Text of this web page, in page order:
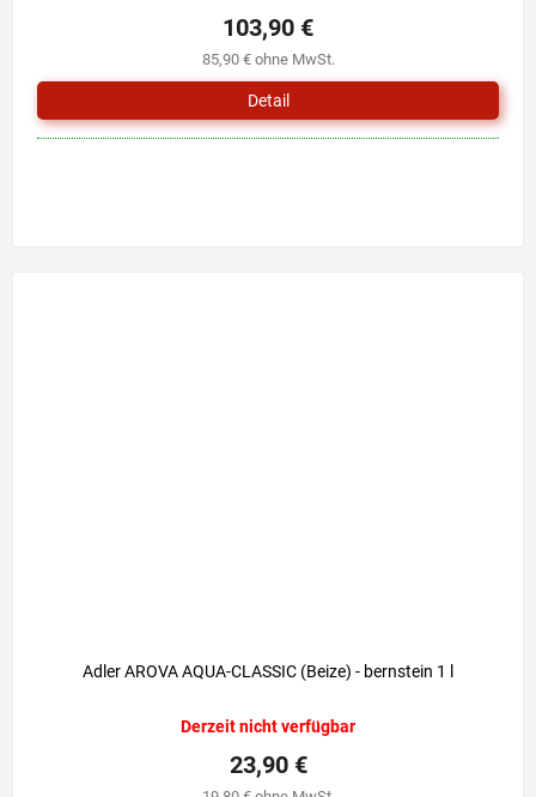
85,90 € ohne MwSt.
103,90 €
Detail
Adler AROVA AQUA-CLASSIC (Beize) - bernstein 1 l
Derzeit nicht verfügbar
23,90 €